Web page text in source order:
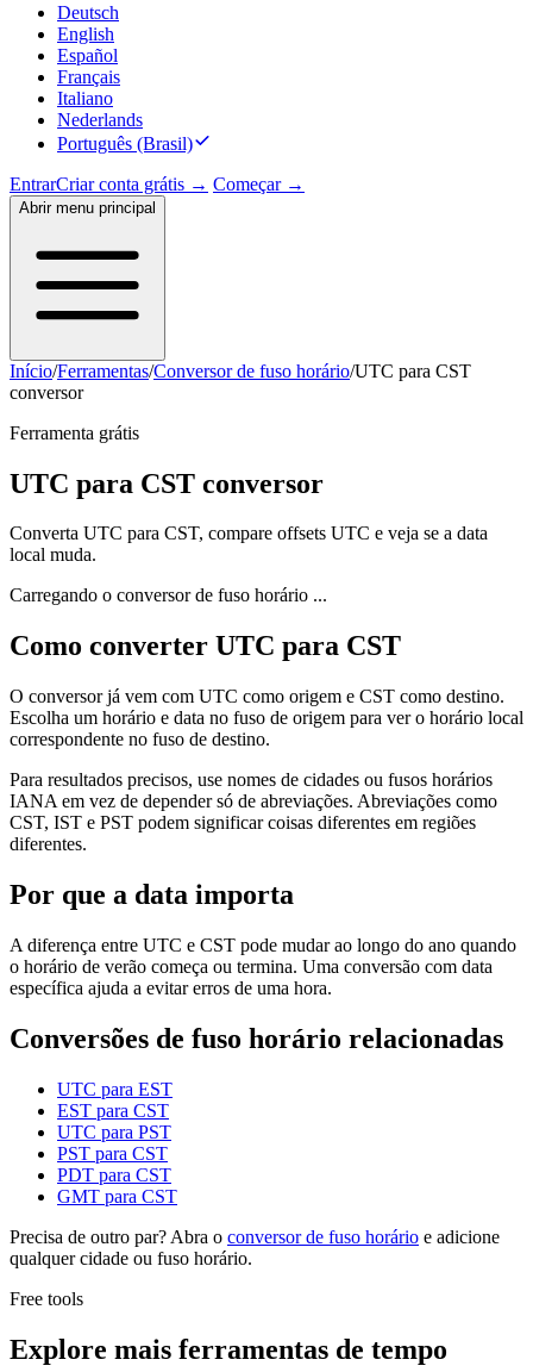
Deutsch
English
Español
Français
Italiano
Nederlands
Português (Brasil)
EntrarCriar conta grátis → Começar →
Abrir menu principal
Início/Ferramentas/Conversor de fuso horário/UTC para CST
conversor
Ferramenta grátis
UTC para CST conversor
Converta UTC para CST, compare offsets UTC e veja se a data
local muda.
Carregando o conversor de fuso horário ...
Como converter UTC para CST
O conversor já vem com UTC como origem e CST como destino.
Escolha um horário e data no fuso de origem para ver o horário local
correspondente no fuso de destino.
Para resultados precisos, use nomes de cidades ou fusos horários
IANA em vez de depender só de abreviações. Abreviações como
CST, IST e PST podem significar coisas diferentes em regiões
diferentes.
Por que a data importa
A diferença entre UTC e CST pode mudar ao longo do ano quando
o horário de verão começa ou termina. Uma conversão com data
específica ajuda a evitar erros de uma hora.
Conversões de fuso horário relacionadas
UTC para EST
EST para CST
UTC para PST
PST para CST
PDT para CST
GMT para CST
Precisa de outro par? Abra o conversor de fuso horário e adicione
qualquer cidade ou fuso horário.
Free tools
Explore mais ferramentas de tempo